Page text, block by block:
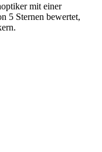
mit einer
5 Sternen bewertet,